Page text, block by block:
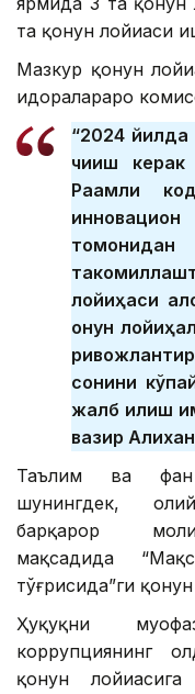
та қонун лойиҳаси
Мазкур қонун
идоралараро
“2024 йилда
чиқиш
Рақамли
томонидан
лойиҳаси
қонун
сонини
жалб қилиш
вазир
Таълим ва фан
шунингдек,
барқарор
мақсадида
тўғрисида”ги
Ҳуқуқни
коррупциянинг
қонун